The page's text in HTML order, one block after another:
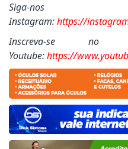
Siga-
Instagram:https://
Inscreva-se
Youtube:https://